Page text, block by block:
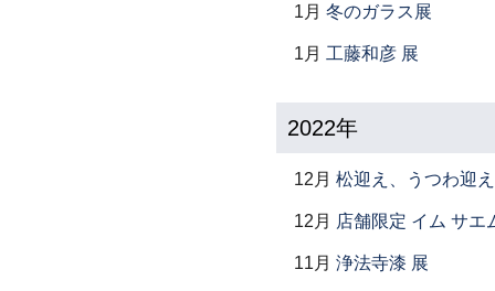
1月 冬のガラス展
1月 工藤和彦 展
2022年
12月 松迎え、うつわ迎
12月 店舗限定 イム サ
11月 浄法寺漆 展